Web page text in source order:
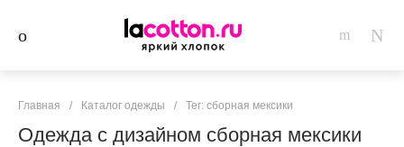
Главная / Каталог одежды / Тег: сборная мексики
Одежда с дизайном сборная мексики